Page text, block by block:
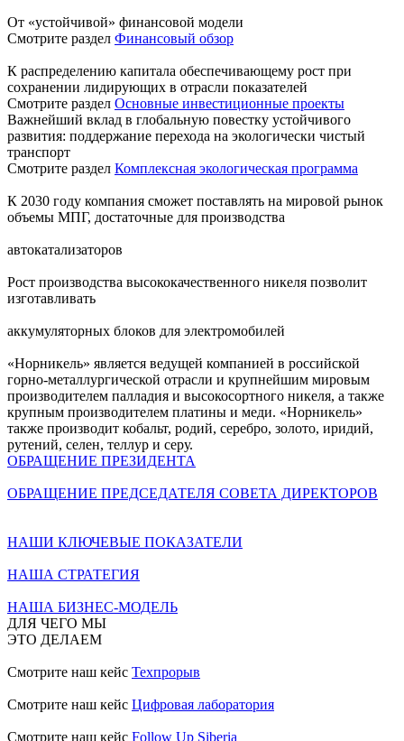
От «устойчивой» финансовой модели
Смотрите раздел Финансовый обзор
К распределению капитала обеспечивающему рост при
сохранении лидирующих в отрасли показателей
Смотрите раздел Основные инвестиционные проекты
Важнейший вклад в глобальную повестку устойчивого
развития: поддержание перехода на экологически чистый
транспорт
Смотрите раздел Комплексная экологическая программа
К 2030 году компания сможет поставлять на мировой рынок
объемы МПГ, достаточные для производства
автокатализаторов
Рост производства высококачественного никеля позволит
изготавливать
аккумуляторных блоков для электромобилей
«Норникель» является ведущей компанией в российской
горно-металлургической отрасли и крупнейшим мировым
производителем палладия и высокосортного никеля, а также
крупным производителем платины и меди. «Норникель»
также производит кобальт, родий, серебро, золото, иридий,
рутений, селен, теллур и серу.
ОБРАЩЕНИЕ ПРЕЗИДЕНТА
ОБРАЩЕНИЕ ПРЕДСЕДАТЕЛЯ СОВЕТА ДИРЕКТОРОВ
НАШИ КЛЮЧЕВЫЕ ПОКАЗАТЕЛИ
НАША СТРАТЕГИЯ
НАША БИЗНЕС-МОДЕЛЬ
ДЛЯ ЧЕГО МЫ
ЭТО ДЕЛАЕМ
Смотрите наш кейс Техпрорыв
Смотрите наш кейс Цифровая лаборатория
Смотрите наш кейс Follow Up Siberia